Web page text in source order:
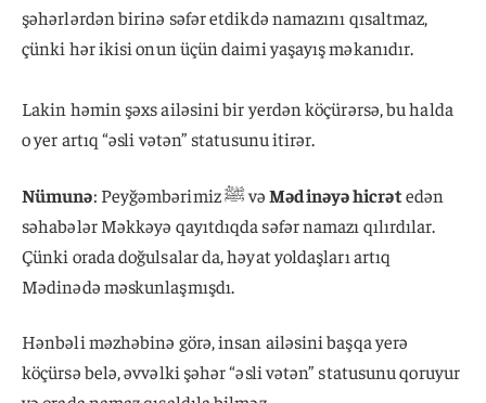
şəhərlərdən birinə səfər etdikdə namazını qısaltmaz,
çünki hər ikisi onun üçün daimi yaşayış məkanıdır.
Lakin həmin şəxs ailəsini bir yerdən köçürərsə, bu halda
o yer artıq “əsli vətən” statusunu itirər.
Nümunə : Peyğəmbərimiz ﷺ vəMədinəyə hicrətedən
səhabələr Məkkəyə qayıtdıqda səfər namazı qılırdılar.
Çünki orada doğulsalar da, həyat yoldaşları artıq
Mədinədə məskunlaşmışdı.
Hənbəli məzhəbinə görə, insan ailəsini başqa yerə
köçürsə belə, əvvəlki şəhər “əsli vətən” statusunu qoruyur